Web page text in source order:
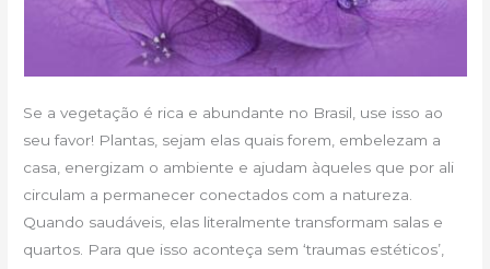
Se a vegetação é rica e abundante no Brasil, use isso ao
seu favor! Plantas, sejam elas quais forem, embelezam a
casa, energizam o ambiente e ajudam àqueles que por ali
circulam a permanecer conectados com a natureza.
Quando saudáveis, elas literalmente transformam salas e
quartos. Para que isso aconteça sem ‘traumas estéticos’,